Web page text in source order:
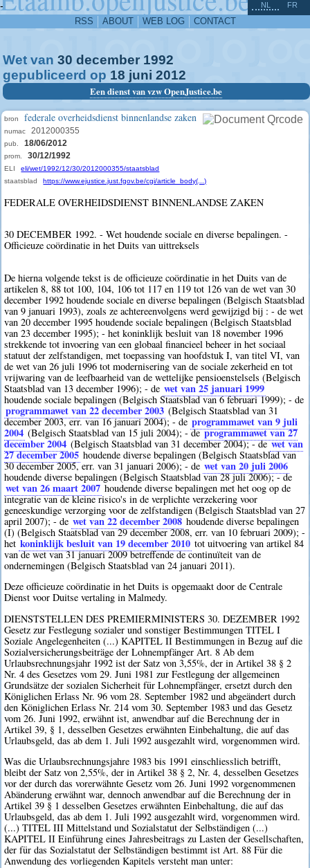
-
RSS ABOUT WEB LOG CONTACT
NL FR
Wet van 30 december 1992
gepubliceerd op 18 juni 2012
Een dienst van vzw OpenJustice.be
bron federale overheidsdienst binnenlandse zaken
numac 2012000355
pub. 18/06/2012
prom. 30/12/1992
ELI
eli/wet/1992/12/30/2012000355/staatsblad
staatsblad
https://www.ejustice.just.fgov.be/cgi/article_body(...)
FEDERALE OVERHEIDSDIENST BINNENLANDSE ZAKEN
30 DECEMBER 1992. - Wet houdende sociale en diverse bepalingen. -
Officieuze coördinatie in het Duits van uittreksels
De hierna volgende tekst is de officieuze coördinatie in het Duits van de
artikelen 8, 88 tot 100, 104, 106 tot 117 en 119 tot 126 van de wet van 30
december 1992 houdende sociale en diverse bepalingen (Belgisch Staatsblad
van 9 januari 1993), zoals ze achtereenvolgens werd gewijzigd bij : - de wet
van 20 december 1995 houdende sociale bepalingen (Belgisch Staatsblad
van 23 december 1995); - het koninklijk besluit van 18 november 1996
strekkende tot invoering van een globaal financieel beheer in het sociaal
statuut der zelfstandigen, met toepassing van hoofdstuk I, van titel VI, van
de wet van 26 juli 1996 tot modernisering van de sociale zekerheid en tot
vrijwaring van de leefbaarheid van de wettelijke pensioenstelsels (Belgisch
Staatsblad van 13 december 1996); - de wet van 25 januari 1999
houdende sociale bepalingen (Belgisch Staatsblad van 6 februari 1999); - de
programmawet van 22 december 2003 (Belgisch Staatsblad van 31
december 2003, err. van 16 januari 2004); - de programmawet van 9 juli
2004 (Belgisch Staatsblad van 15 juli 2004); - deprogrammawet van 27
december 2004 (Belgisch Staatsblad van 31 december 2004); - dewet van
27 december 2005 houdende diverse bepalingen (Belgisch Staatsblad van
30 december 2005, err. van 31 januari 2006); - de wet van 20 juli 2006
houdende diverse bepalingen (Belgisch Staatsblad van 28 juli 2006); - de
wet van 26 maart 2007 houdende diverse bepalingen met het oog op de
integratie van de kleine risico's in de verplichte verzekering voor
geneeskundige verzorging voor de zelfstandigen (Belgisch Staatsblad van 27
april 2007); - de wet van 22 december 2008 houdende diverse bepalingen
(I) (Belgisch Staatsblad van 29 december 2008, err. van 10 februari 2009); -
het koninklijk besluit van 19 december 2010 tot uitvoering van artikel 84
van de wet van 31 januari 2009 betreffende de continuïteit van de
ondernemingen (Belgisch Staatsblad van 24 januari 2011).
Deze officieuze coördinatie in het Duits is opgemaakt door de Centrale
Dienst voor Duitse vertaling in Malmedy.
DIENSTSTELLEN DES PREMIERMINISTERS 30. DEZEMBER 1992
Gesetz zur Festlegung sozialer und sonstiger Bestimmungen TITEL I
Soziale Angelegenheiten (...) KAPITEL II Bestimmungen in Bezug auf die
Sozialversicherungsbeiträge der Lohnempfänger Art. 8 Ab dem
Urlaubsrechnungsjahr 1992 ist der Satz von 3,55%, der in Artikel 38 § 2
Nr. 4 des Gesetzes vom 29. Juni 1981 zur Festlegung der allgemeinen
Grundsätze der sozialen Sicherheit für Lohnempfänger, ersetzt durch den
Königlichen Erlass Nr. 96 vom 28. September 1982 und abgeändert durch
den Königlichen Erlass Nr. 214 vom 30. September 1983 und das Gesetz
vom 26. Juni 1992, erwähnt ist, anwendbar auf die Berechnung der in
Artikel 39, § 1, desselben Gesetzes erwähnten Einbehaltung, die auf das
Urlaubsgeld, das ab dem 1. Juli 1992 ausgezahlt wird, vorgenommen wird.
Was die Urlaubsrechnungsjahre 1983 bis 1991 einschliesslich betrifft,
bleibt der Satz von 2,55%, der in Artikel 38 § 2, Nr. 4, desselben Gesetzes
vor der durch das vorerwähnte Gesetz vom 26. Juni 1992 vorgenommenen
Abänderung erwähnt war, dennoch anwendbar auf die Berechnung der in
Artikel 39 § 1 desselben Gesetzes erwähnten Einbehaltung, die auf das
Urlaubsgeld, das ab dem 1. Juli 1992 ausgezahlt wird, vorgenommen wird.
(...) TITEL III Mittelstand und Sozialstatut der Selbständigen (...)
KAPITEL II Einführung eines Jahresbeitrags zu Lasten der Gesellschaften,
der für das Sozialstatut der Selbständigen bestimmt ist Art. 88 Für die
Anwendung des vorliegenden Kapitels versteht man unter:
^